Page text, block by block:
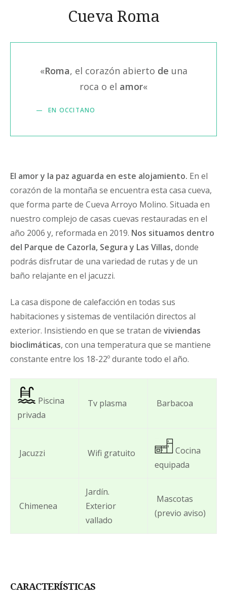
Cueva Roma
«Roma, el corazón abierto de una
roca o el amor«
EN OCCITANO
El amor y la paz aguarda en este alojamiento. En el
corazón de la montaña se encuentra esta casa cueva,
que forma parte de Cueva Arroyo Molino. Situada en
nuestro complejo de casas cuevas restauradas en el
año 2006 y, reformada en 2019. Nos situamos dentro
del Parque de Cazorla, Segura y Las Villas,donde
podrás disfrutar de una variedad de rutas y de un
baño relajante en el jacuzzi.
La casa dispone de calefacción en todas sus
habitaciones y sistemas de ventilación directos al
exterior. Insistiendo en que se tratan de viviendas
bioclimáticas, con una temperatura que se mantiene
constante entre los 18-22º durante todo el año.
Piscina
privada
Tv plasma Barbacoa
Jacuzzi Wifi gratuito
Cocina
equipada
Chimenea
Jardín.
Exterior
vallado
Mascotas
(previo aviso)
CARACTERÍSTICAS